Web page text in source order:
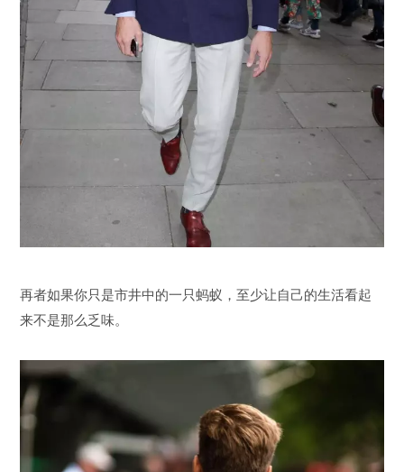
再者如果你只是市井中的一只蚂蚁，至少让自己的生活看起
来不是那么乏味。